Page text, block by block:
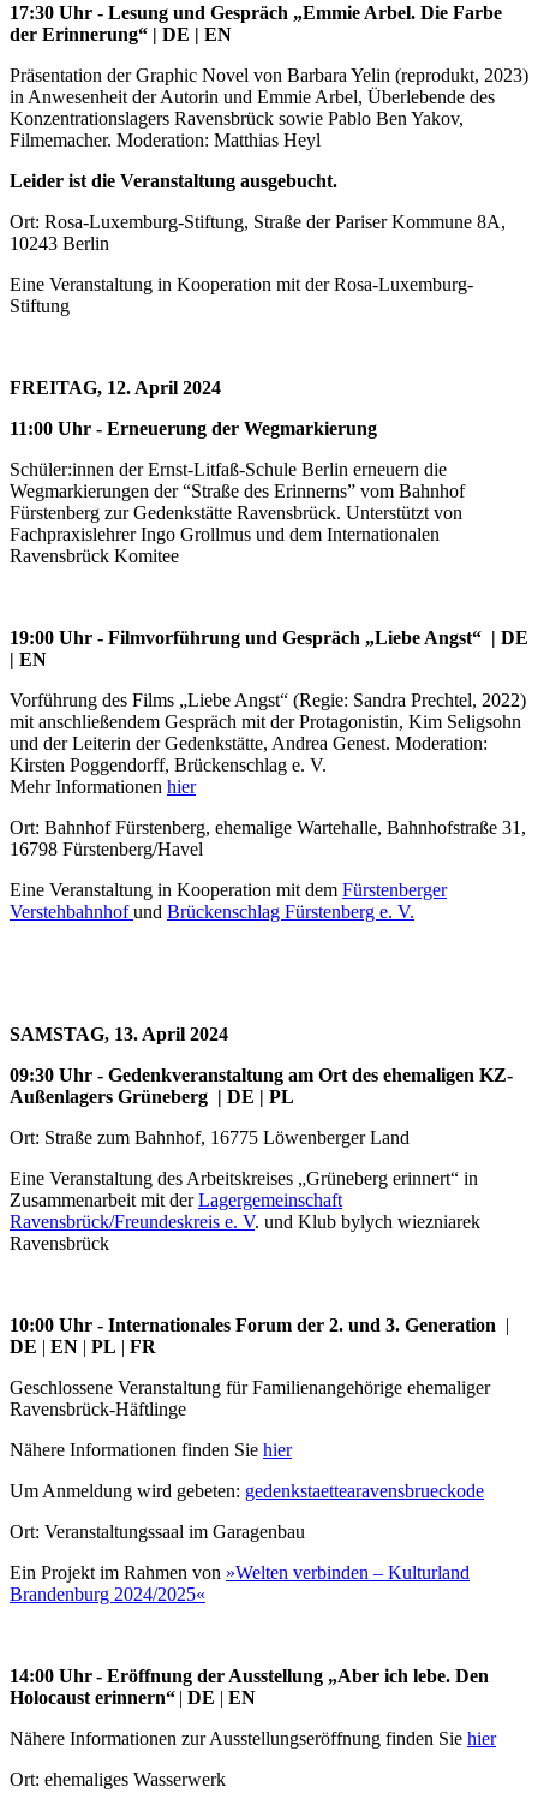
17:30 Uhr - Lesung und Gespräch „Emmie Arbel. Die Farbe
der Erinnerung“ | DE | EN
Präsentation der Graphic Novel von Barbara Yelin (reprodukt, 2023)
in Anwesenheit der Autorin und Emmie Arbel, Überlebende des
Konzentrationslagers Ravensbrück sowie Pablo Ben Yakov,
Filmemacher. Moderation: Matthias Heyl
Leider ist die Veranstaltung ausgebucht.
Ort: Rosa-Luxemburg-Stiftung, Straße der Pariser Kommune 8A,
10243 Berlin
Eine Veranstaltung in Kooperation mit der Rosa-Luxemburg-
Stiftung
FREITAG, 12. April 2024
11:00 Uhr - Erneuerung der Wegmarkierung
Schüler:innen der Ernst-Litfaß-Schule Berlin erneuern die
Wegmarkierungen der “Straße des Erinnerns” vom Bahnhof
Fürstenberg zur Gedenkstätte Ravensbrück. Unterstützt von
Fachpraxislehrer Ingo Grollmus und dem Internationalen
Ravensbrück Komitee
19:00 Uhr - Filmvorführung und Gespräch „Liebe Angst“ | DE
| EN
Vorführung des Films „Liebe Angst“ (Regie: Sandra Prechtel, 2022)
mit anschließendem Gespräch mit der Protagonistin, Kim Seligsohn
und der Leiterin der Gedenkstätte, Andrea Genest. Moderation:
Kirsten Poggendorff, Brückenschlag e. V.
Mehr Informationen hier
Ort: Bahnhof Fürstenberg, ehemalige Wartehalle, Bahnhofstraße 31,
16798 Fürstenberg/Havel
Eine Veranstaltung in Kooperation mit dem Fürstenberger
Verstehbahnhofund Brückenschlag Fürstenberg e. V.
SAMSTAG, 13. April 2024
09:30 Uhr - Gedenkveranstaltung am Ort des ehemaligen KZ-
Außenlagers Grüneberg | DE | PL
Ort: Straße zum Bahnhof, 16775 Löwenberger Land
Eine Veranstaltung des Arbeitskreises „Grüneberg erinnert“ in
Zusammenarbeit mit derLagergemeinschaft
Ravensbrück/Freundeskreis e. V. und Klub bylych wiezniarek
Ravensbrück
10:00 Uhr - Internationales Forum der 2. und 3. Generation |
DE | EN | PL | FR
Geschlossene Veranstaltung für Familienangehörige ehemaliger
Ravensbrück-Häftlinge
Nähere Informationen finden Sie hier
Um Anmeldung wird gebeten: gedenkstaettearavensbrueckode
Ort: Veranstaltungssaal im Garagenbau
Ein Projekt im Rahmen von »Welten verbinden – Kulturland
Brandenburg 2024/2025«
14:00 Uhr- Eröffnung der Ausstellung „Aber ich lebe. Den
Holocaust erinnern“ | DE | EN
Nähere Informationen zur Ausstellungseröffnung finden Sie hier
Ort: ehemaliges Wasserwerk